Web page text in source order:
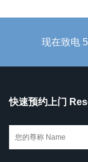
现在致电
快速预约上门